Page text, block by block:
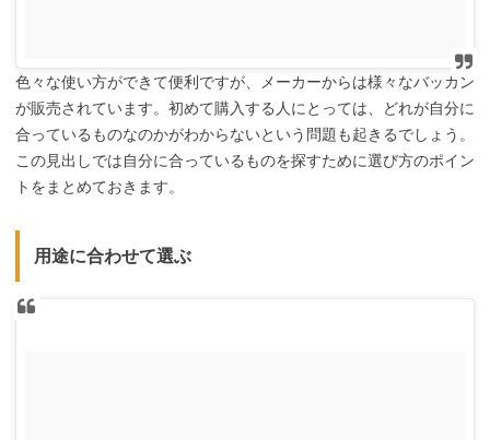
色々な使い方ができて便利ですが、メーカーからは様々なバッカン
が販売されています。初めて購入する人にとっては、どれが自分に
合っているものなのかがわからないという問題も起きるでしょう。
この見出しでは自分に合っているものを探すために選び方のポイン
トをまとめておきます。
用途に合わせて選ぶ